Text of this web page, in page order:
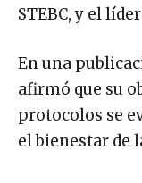
STEBC, y el
En una
afirmó que su
protocolos se
el bienestar de